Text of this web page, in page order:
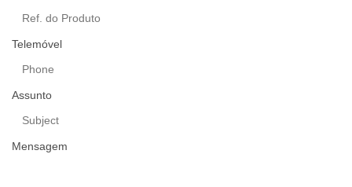
Telemóvel
Assunto
Mensagem